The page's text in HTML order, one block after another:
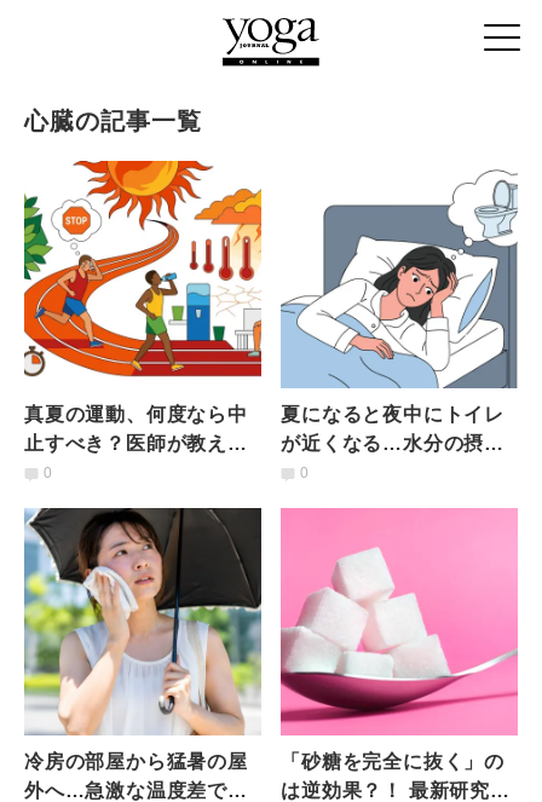
心臓の記事一覧
真夏の運動、何度なら中
止すべき？医師が教え
る、心臓と血圧を守る
0
夏になると夜中にトイレ
が近くなる…水分の摂り
すぎ？それとも心臓・腎
0
冷房の部屋から猛暑の屋
外へ…急激な温度差で血
「砂糖を完全に抜く」の
は逆効果？！ 最新研究が